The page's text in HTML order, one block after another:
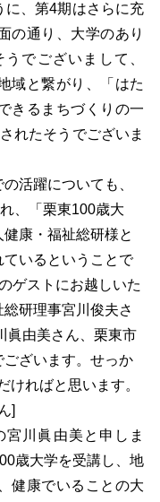
に、第4期はさらに充
の通り、大学のあり
でございまして、
域と繋がり、「はた
きるまちづくりの一
れたそうでございま
活躍についても、
、「栗東100歳大
康・福祉総研様と
いるということで
ゲストにお越しいた
研理事宮川俊夫さ
眞由美さん、栗東市
ざいます。せっか
ければと思います。
]
宮川眞由美と申しま
歳大学を受講し、地
健康でいることの大